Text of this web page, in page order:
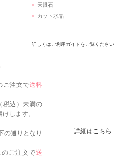
天眼石
カット水晶
詳しくはご利用ガイドをご覧ください
ご注文で送料
税込）未満の
けします。
の通りとなり
のご注文で送
詳細はこちら